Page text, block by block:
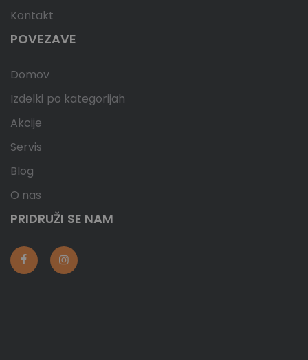
Kontakt
POVEZAVE
Domov
Izdelki po kategorijah
Akcije
Servis
Blog
O nas
PRIDRUŽI SE NAM